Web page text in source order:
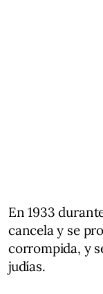
En 1933
cancela y se
corrompida, y
judías.